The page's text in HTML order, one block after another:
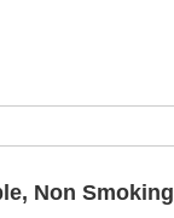
Non Smoking